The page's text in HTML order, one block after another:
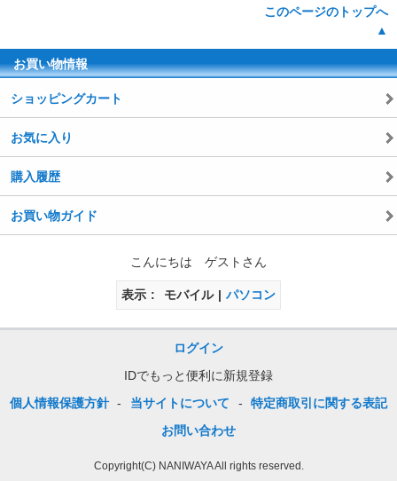
このページのトップへ
▲
お買い物情報
ショッピングカート
お気に入り
購入履歴
お買い物ガイド
こんにちは ゲストさん
表示 モバイル パソコン
ログイン
IDでもっと便利に新規登録
個人情報保護方針 - 当サイトについて -
特定商取引に関する表記
お問い合わせ
Copyright(C) NANIWAYA All rights reserved.